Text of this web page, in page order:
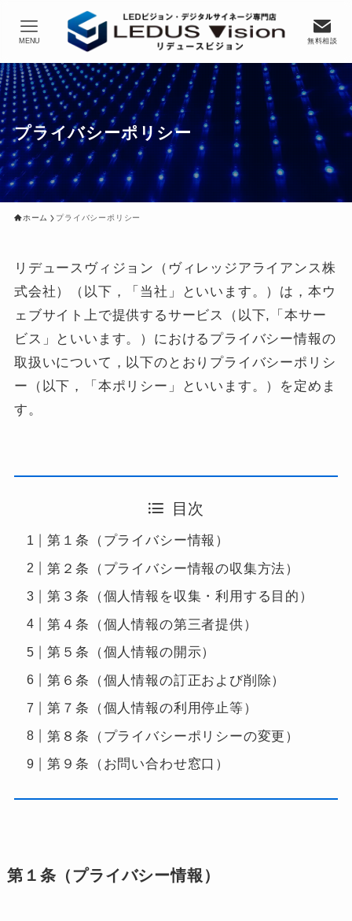
無料相談
MENU
プライバシーポリシー
ホーム プライバシーポリシー
リデュースヴィジョン（ヴィレッジアライアンス株
式会社）（以下，「当社」といいます。）は，本ウ
ェブサイト上で提供するサービス（以下,「本サー
ビス」といいます。）におけるプライバシー情報の
取扱いについて，以下のとおりプライバシーポリシ
ー（以下，「本ポリシー」といいます。）を定めま
す。
目次
第１条（プライバシー情報）
第２条（プライバシー情報の収集方法）
第３条（個人情報を収集・利用する目的）
第４条（個人情報の第三者提供）
第５条（個人情報の開示）
第６条（個人情報の訂正および削除）
第７条（個人情報の利用停止等）
第８条（プライバシーポリシーの変更）
第９条（お問い合わせ窓口）
第１条（プライバシー情報）